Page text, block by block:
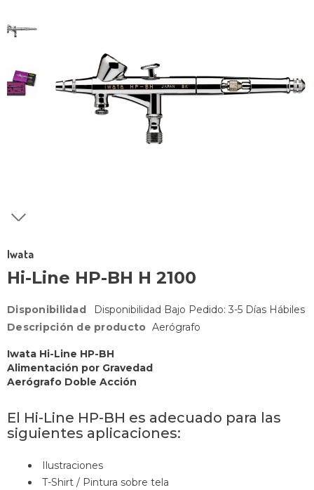
Iwata
Hi-Line HP-BH H 2100
Disponibilidad
Disponibilidad Bajo Pedido: 3-5 Días Hábiles
Descripción de producto Aerógrafo
Iwata Hi-Line HP-BH
Alimentación por Gravedad
Aerógrafo Doble Acción
E l Hi-Line HP-BH es adecuado para las
siguientes aplicaciones:
Ilustraciones
T-Shirt / Pintura sobre tela